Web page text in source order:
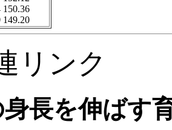
150.36
149.20
リンク
長を伸ばす